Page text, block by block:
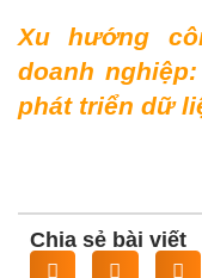
Xu hướng
doanh
phát triển dữ
Chia sẻ bài viết